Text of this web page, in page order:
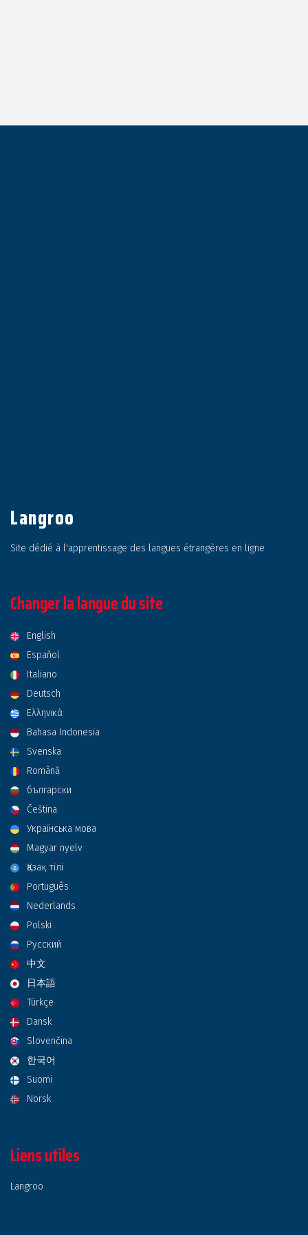
Langroo
Site dédié à l'apprentissage des langues étrangères en ligne
Changer la langue du site
English
Español
Italiano
Deutsch
Ελληνικά
Bahasa Indonesia
Svenska
Română
български
Čeština
Українська мова
Magyar nyelv
Қазақ тілі
Português
Nederlands
Polski
Русский
中文
日本語
Türkçe
Dansk
Slovenčina
한국어
Suomi
Norsk
Liens utiles
Langroo